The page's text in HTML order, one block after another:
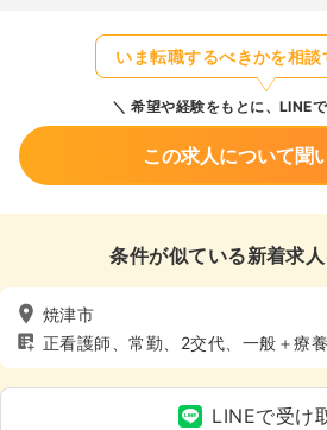
いま転職するべきかを相
希望や経験をもとに、LINE
この求人について聞
条件が似ている新着求
焼津市
正看護師、常勤、2交代、一般＋療
LINEで受け